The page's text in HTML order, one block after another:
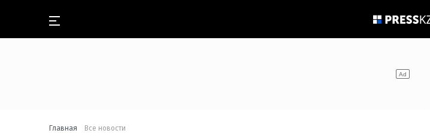
Главная Все новости